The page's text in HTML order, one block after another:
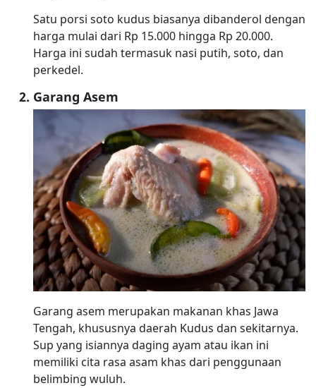
Satu porsi soto kudus biasanya dibanderol dengan
harga mulai dari Rp 15.000 hingga Rp 20.000.
Harga ini sudah termasuk nasi putih, soto, dan
perkedel.
Garang Asem
Garang asem merupakan makanan khas Jawa
Tengah, khususnya daerah Kudus dan sekitarnya.
Sup yang isiannya daging ayam atau ikan ini
memiliki cita rasa asam khas dari penggunaan
belimbing wuluh.